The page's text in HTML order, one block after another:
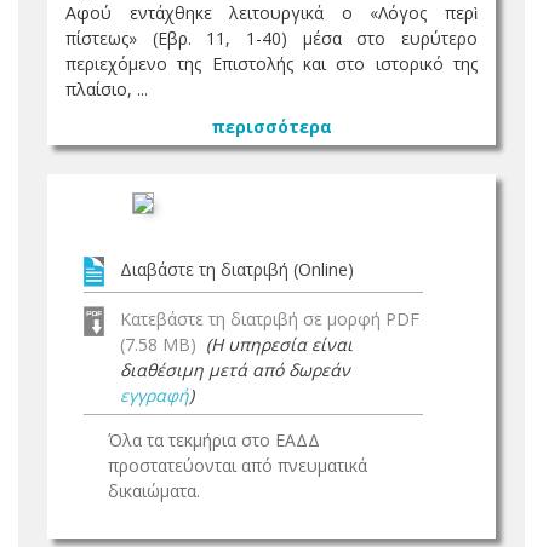
Αφού εντάχθηκε λειτουργικά ο «Λόγος περὶ
πίστεως» (Εβρ. 11, 1-40) μέσα στο ευρύτερο
περιεχόμενο της Επιστολής και στο ιστορικό της
πλαίσιο, ...
περισσότερα
Διαβάστε τη διατριβή (Online)
Κατεβάστε τη διατριβή σε μορφή PDF
(7.58 MB) (Η υπηρεσία είναι
διαθέσιμη μετά από δωρεάν
εγγραφή)
Όλα τα τεκμήρια στο ΕΑΔΔ
προστατεύονται από πνευματικά
δικαιώματα.